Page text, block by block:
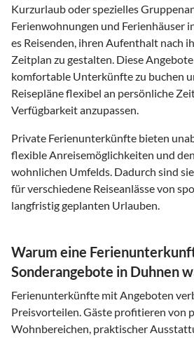
Kurzurlaub oder spezielles
Ferienwohnungen und Ferienhäuser
es Reisenden, ihren Aufenthalt nach
Zeitplan zu gestalten. Diese
komfortable Unterkünfte zu buchen
Reisepläne flexibel an persönliche
Verfügbarkeit anzupassen.
Private Ferienunterkünfte bieten
flexible Anreisemöglichkeiten und
wohnlichen Umfelds. Dadurch sind
für verschiedene Reiseanlässe von
langfristig geplanten Urlauben.
Warum eine
Sonderangebote in Duhnen
Ferienunterkünfte mit Angeboten
Preisvorteilen. Gäste profitieren von
Wohnbereichen, praktischer